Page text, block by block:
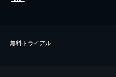
無料トライアル